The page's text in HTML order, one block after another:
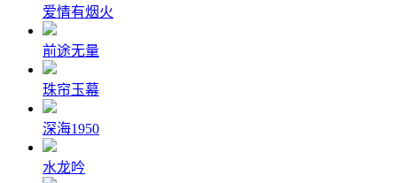
爱情有烟火
前途无量
珠帘玉幕
深海1950
水龙吟